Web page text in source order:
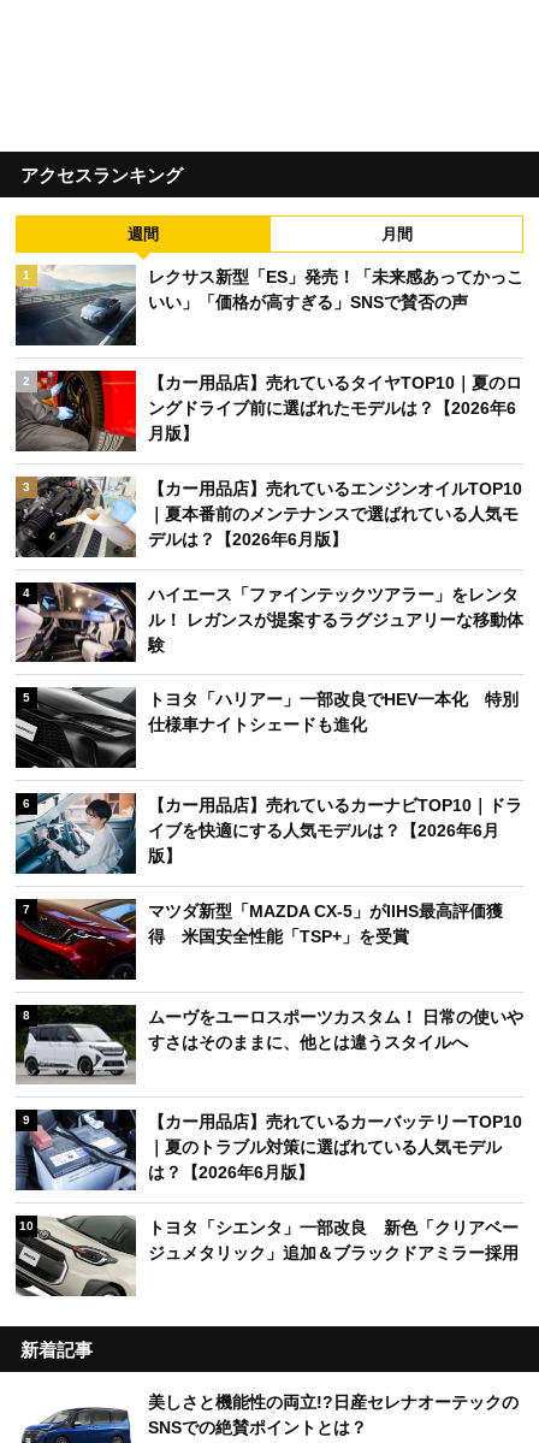
アクセスランキング
週間 月間
1
レクサス新型「ES」発売！「未来感あってかっこ
いい」「価格が高すぎる」SNSで賛否の声
2
【カー用品店】売れているタイヤTOP10｜夏のロ
ングドライブ前に選ばれたモデルは？【2026年6
月版】
3
【カー用品店】売れているエンジンオイルTOP10
｜夏本番前のメンテナンスで選ばれている人気モ
デルは？【2026年6月版】
4
ハイエース「ファインテックツアラー」をレンタ
ル！ レガンスが提案するラグジュアリーな移動体
験
5
トヨタ「ハリアー」一部改良でHEV一本化 特別
仕様車ナイトシェードも進化
6
【カー用品店】売れているカーナビTOP10｜ドラ
イブを快適にする人気モデルは？【2026年6月
版】
7
マツダ新型「MAZDA CX-5」がIIHS最高評価獲
得 米国安全性能「TSP+」を受賞
8
ムーヴをユーロスポーツカスタム！ 日常の使いや
すさはそのままに、他とは違うスタイルへ
9
【カー用品店】売れているカーバッテリーTOP10
｜夏のトラブル対策に選ばれている人気モデル
は？【2026年6月版】
10
トヨタ「シエンタ」一部改良 新色「クリアベー
ジュメタリック」追加＆ブラックドアミラー採用
新着記事
美しさと機能性の両立!?日産セレナオーテックの
SNSでの絶賛ポイントとは？